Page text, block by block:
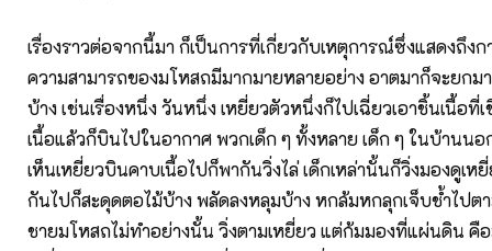
เรื่องราวต่อจากนี้มา ก็เป็นการที่เกี่ยวกับเหตุการณ์ซึ่งแสดงถึ
ความสามารถของมโหสถมีมากมายหลายอย่าง อาตมาก็จะยกมา
บ้าง เช่นเรื่องหนึ่ง วันหนึ่ง เหยี่ยวตัวหนึ่งก็ไปเฉี่ยวเอาชิ้นเนื้อที่
เนื้อแล้วก็บินไปในอากาศ พวกเด็ก ๆ ทั้งหลาย เด็ก ๆ ในบ้านน
เห็นเหยี่ยวบินคาบเนื้อไปก็พากันวิ่งไล่ เด็กเหล่านั้นก็วิ่งมองดูเห
กันไปก็สะดุดตอไม้บ้าง พลัดลงหลุมบ้าง หกล้มหกลุกเจ็บช้ำไปต
ชายมโหสถไม่ทำอย่างนั้น วิ่งตามเหยี่ยว แต่ก้มมองที่แผ่นดิน คือ